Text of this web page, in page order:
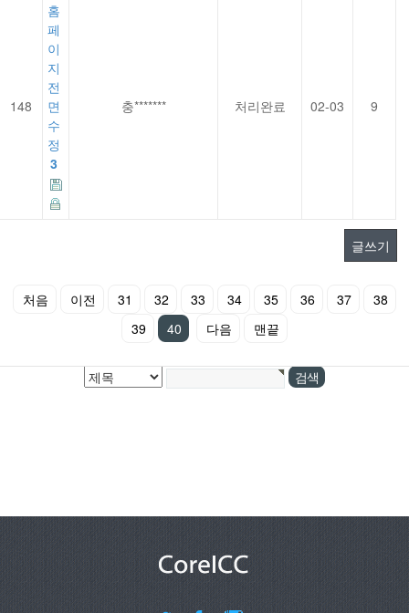
148
홈
페
이
지
전
면
수
정
3
충******* 처리완료 02-03 9
글쓰기
처음 이전 31 32 33 34 35 36 37
38
39
40 다음 맨끝